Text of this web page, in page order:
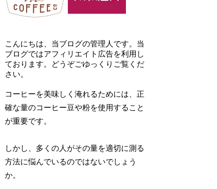
こんにちは、当ブログの管理人です。当
ブログではアフィリエイト広告を利用し
ております。どうぞごゆっくりご覧くだ
さい。
コーヒーを美味しく淹れるためには、正
確な量のコーヒー豆や粉を使用すること
が重要です。
しかし、多くの人がその量を適切に測る
方法に悩んでいるのではないでしょう
か。